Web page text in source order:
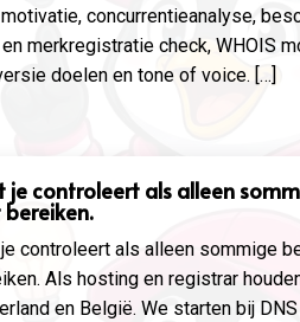
concurrentieanalyse,
en merkregistratie check, WHOIS
doelen en tone of voice. […]
je controleert als alleen
bereiken.
controleert als alleen sommige
Als hosting en registrar
en België. We starten bij